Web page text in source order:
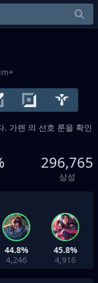
. 가렌 의 선호 룬을 확인
296,765
상성
44.8%
4,246
45.8%
4,916